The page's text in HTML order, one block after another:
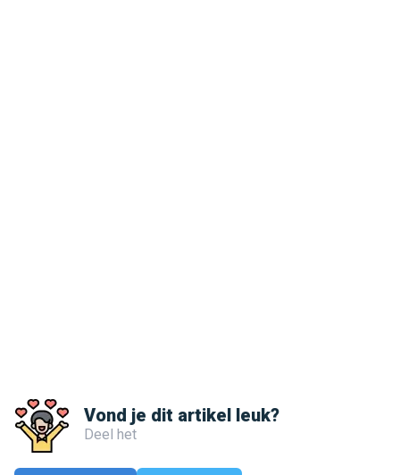
Vond je dit artikel leuk?
Deel het